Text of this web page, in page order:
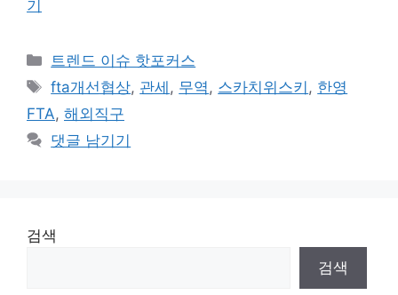
기
카
테
리
트렌드 이슈 핫포커스
태
그
fta개선협상, 관세 , 무역 , 스카치위스키 , 한영
FTA, 해외직구
댓글 남기기
검색
검색